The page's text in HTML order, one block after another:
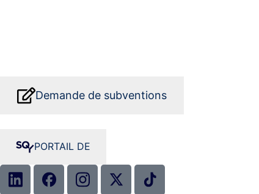
Demande de subventions
PORTAIL DE